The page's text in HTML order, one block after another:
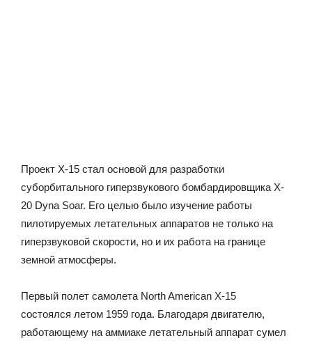
Проект X-15 стал основой для разработки
суборбитального гиперзвукового бомбардировщика X-
20 Dyna Soar. Его целью было изучение работы
пилотируемых летательных аппаратов не только на
гиперзвуковой скорости, но и их работа на границе
земной атмосферы.
Первый полет самолета North American X-15
состоялся летом 1959 года. Благодаря двигателю,
работающему на аммиаке летательный аппарат сумел